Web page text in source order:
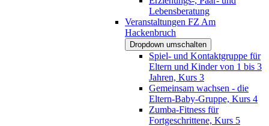
Lebensberatung
Veranstaltungen FZ Am
Hackenbruch
Dropdown umschalten
Spiel- und Kontaktgruppe für
Eltern und Kinder von 1 bis 3
Jahren, Kurs 3
Gemeinsam wachsen - die
Eltern-Baby-Gruppe, Kurs 4
Zumba-Fitness für
Fortgeschrittene, Kurs 5